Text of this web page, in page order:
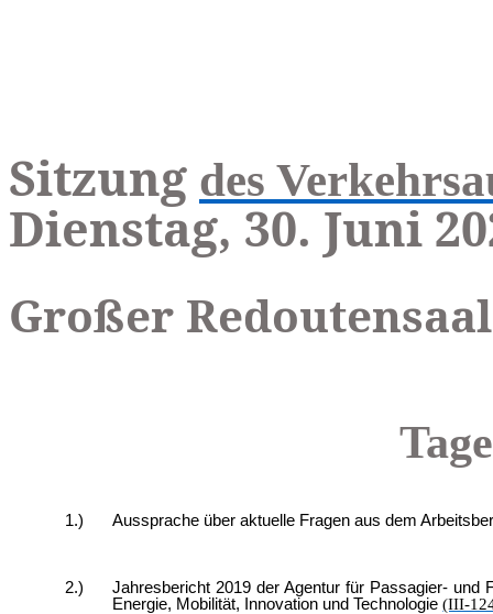
Sitzung des
Dienstag, 30. Juni
Großer Redoutensaal
1.) Aussprache über aktuelle Fragen aus dem
2.)
Jahresbericht 2019 der Agentur für Passagier- und
Energie, Mobilität, Innovation und Technologie(III-